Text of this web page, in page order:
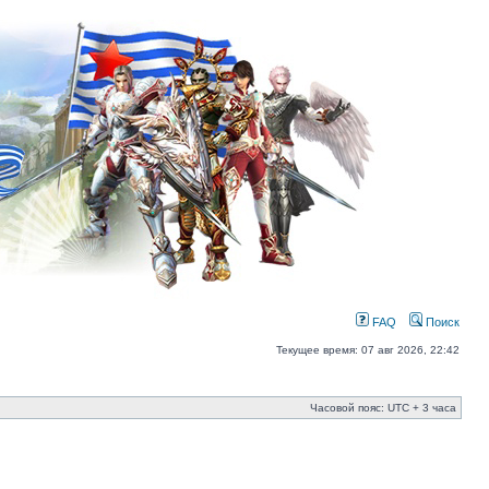
FAQ Поиск
Текущее время: 07 авг 2026, 22:42
Часовой пояс: UTC + 3 часа